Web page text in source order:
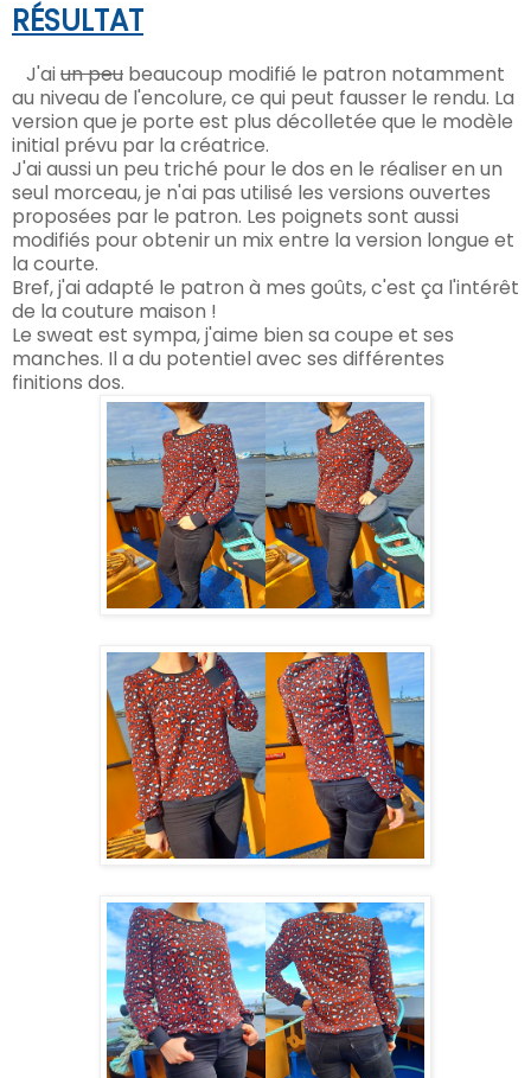
RÉSULTAT
J'ai un peu beaucoup modifié le patron notamment
au niveau de l'encolure, ce qui peut fausser le rendu. La
version que je porte est plus décolletée que le modèle
initial prévu par la créatrice.
J'ai aussi un peu triché pour le dos en le réaliser en un
seul morceau, je n'ai pas utilisé les versions ouvertes
proposées par le patron. Les poignets sont aussi
modifiés pour obtenir un mix entre la version longue et
la courte.
Bref, j'ai adapté le patron à mes goûts, c'est ça l'intérêt
de la couture maison !
Le sweat est sympa, j'aime bien sa coupe et ses
manches. Il a du potentiel avec ses différentes
finitions dos.